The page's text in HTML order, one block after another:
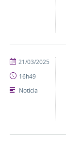
publicado
21/03/2025
16h49
Notícia